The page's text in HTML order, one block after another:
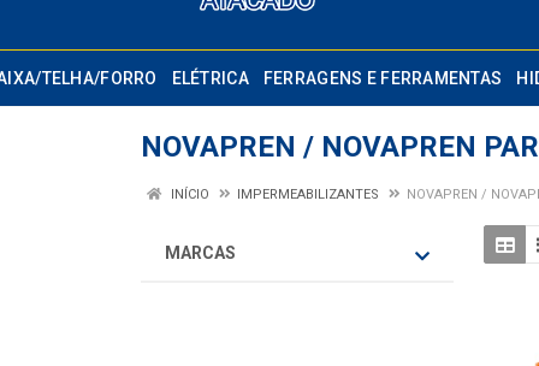
TELHA/FORRO ELÉTRICA FERRAGENS E FERRAMENTAS
NOVAPREN / NOVAPREN
INÍCIO IMPERMEABILIZANTES NOVAPREN /
MARCAS